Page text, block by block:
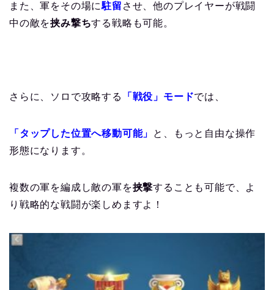
また、軍をその場に駐留 させ、他のプレイヤーが戦闘
中の敵を挟み撃ちする戦略も可能。
さらに、ソロで攻略する 「戦役」モードでは、
「タップした位置へ移動可能」
と、もっと自由な操作
形態になります。
複数の軍を編成し敵の軍を挟撃することも可能で、よ
り戦略的な戦闘が楽しめますよ！